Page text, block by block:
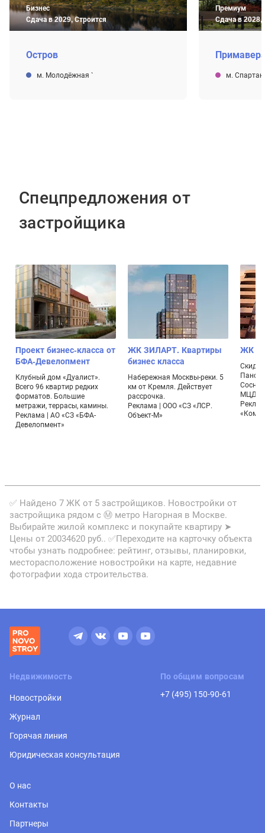
Бизнес
Сдача в 2029, Строится
Остров
м. Молодёжная `
Премиум
Сдача в 2028,
м. Спартак
Спецпредложения от
застройщика
Проект бизнес-класса от
БФА-Девелопмент
Клубный дом «Дуалист».
Всего 96 квартир редких
форматов. Большие
метражи, террасы, камины.
Реклама | АО «СЗ «БФА-
Девелопмент»
ЖК ЗИЛАРТ. Квартиры
бизнес класса
Набережная Москвы-реки. 5
км от Кремля. Действует
рассрочка.
Реклама | ООО «СЗ «ЛСР.
Объект-М»
ЖК
Скидка
МЦД-2
✅ Найдено 7 ЖК от 5 застройщиков. Новостройки от
застройщика рядом с Ⓜ метро Нагорная в Москве.
Выбирайте жилой комплекс и покупайте квартиру ➤
Цены от 20034620 руб.. ✅Переходите на карточку объекта
чтобы узнать подробнее: рейтинг, отзывы, планировки,
месторасположение новостройки на карте, недавние
фотографии хода строительства.
Недвижимость
Новостройки
Журнал
Горячая линия
Юридическая консультация
По общим вопросам
+7 (495) 150-90-61
О нас
Контакты
Партнеры